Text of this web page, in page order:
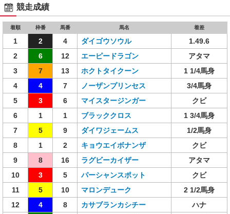
競走成績
着順 枠番 馬番 馬名 着差
1 2 4 ダイゴウソウル
1.49.6
2
6 12 エーピードラゴン
アタマ
3
7 13 ホクトタイクーン
1 1/4馬身
4
4 7 ノーザンプリンセス
3/4馬身
5
3 6 マイスタージンガー
クビ
6
1 1 ブラッククロス
1 3/4馬身
7
5 9 ダイワジェームス
1/2馬身
8
1 2 キョウエイボナンザ
クビ
9
8 16 ラグビーカイザー
アタマ
10
3 5 パーシャンスポット
クビ
11
5 10 マロンデューク
2 1/2馬身
12
4 8 カサブランカシチー
ハナ